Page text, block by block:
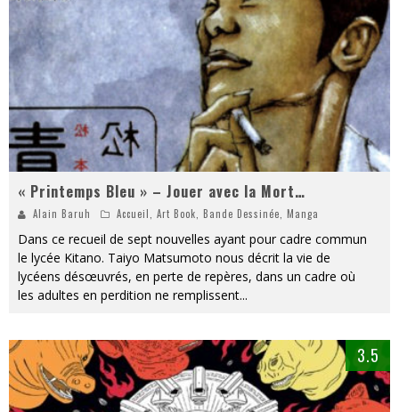
« Printemps Bleu » – Jouer avec la Mort…
Alain Baruh Accueil Art Book Bande Dessinée Manga
Dans ce recueil de sept nouvelles ayant pour cadre commun
le lycée Kitano. Taiyo Matsumoto nous décrit la vie de
lycéens désœuvrés, en perte de repères, dans un cadre où
les adultes en perdition ne remplissent...
3.5